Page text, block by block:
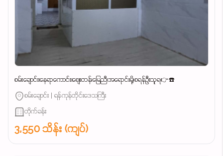
စမ်းချောင်း၊နေရာကောင်း၊စျေးတန်၊မြေညီ၊အရောင်းမို့၊စရန်ဦးသူရ👉☎️
စမ်းချောင်း | ရန်ကုန်တိုင်းဒေသကြီး
တိုက်ခန်း
3,550 သိန်း (ကျပ်)